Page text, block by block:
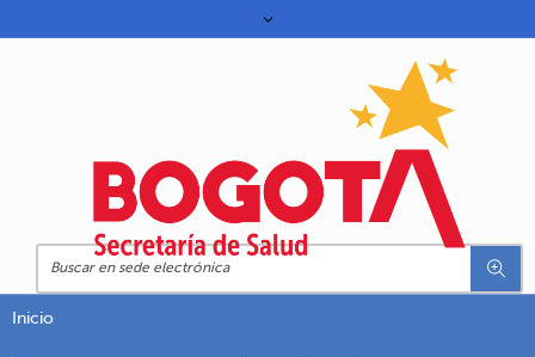
Inicio